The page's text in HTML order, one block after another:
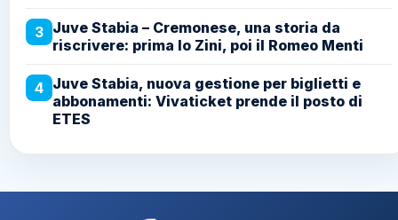
3 Juve Stabia – Cremonese, una storia da
riscrivere: prima lo Zini, poi il Romeo Menti
4 Juve Stabia, nuova gestione per biglietti e
abbonamenti: Vivaticket prende il posto di
ETES